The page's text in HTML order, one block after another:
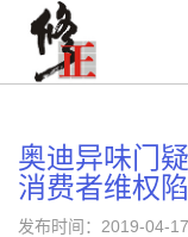
奥迪异味门
消费者维权
发布时间：2019-04-